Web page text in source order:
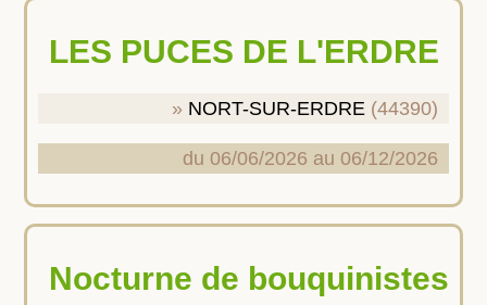
LES PUCES DE L'ERDRE
NORT-SUR-ERDRE (44390)
du 06/06/2026 au 06/12/2026
Nocturne de bouquinistes